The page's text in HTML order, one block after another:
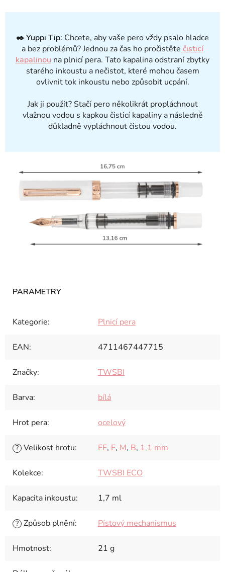
✒️Yuppi Tip: Chcete, aby vaše pero vždy psalo hladce
a bez problémů? Jednou za čas ho pročistěte čisticí
kapalinou na plnicí pera. Tato kapalina odstraní zbytky
starého inkoustu a nečistot, které mohou časem
ovlivnit tok inkoustu nebo způsobit ucpání.
Jak ji použít? Stačí pero několikrát propláchnout
vlažnou vodou s kapkou čisticí kapaliny a následně
důkladně vypláchnout čistou vodou.
Kategorie: Plnicí pera
EAN: 4711467447715
Značky: TWSBI
Barva: bílá
Hrot pera: ocelový
? Velikost hrotu: EF, F, M, B, 1,1 mm
Kolekce: TWSBI ECO
Kapacita inkoustu: 1,7 ml
? Způsob plnění: Pístový mechanismus
Hmotnost: 21 g